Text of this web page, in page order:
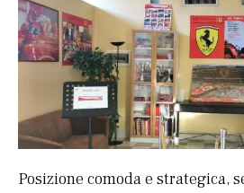
Posizione comoda e strategica,